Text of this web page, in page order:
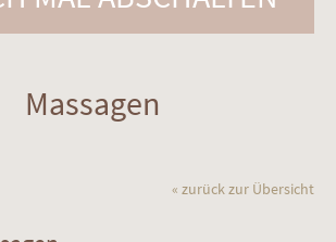
Massagen
« zurück zur Übersicht